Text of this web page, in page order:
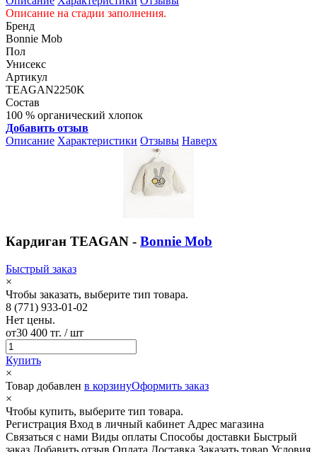
Описание на стадии заполнения.
Бренд
Bonnie Mob
Пол
Унисекс
Артикул
TEAGAN2250K
Состав
100 % органический хлопок
Добавить отзыв
Описание Характеристики Отзывы Наверх
Кардиган TEAGAN - Bonnie Mob
Быстрый заказ
×
Чтобы заказать, выберите тип товара.
8 (771) 933-01-02
Нет цены.
от30 400 тг. / шт
Купить
×
Товар добавлен в корзинуОформить заказ
×
Чтобы купить, выберите тип товара.
Регистрация Вход в личный кабинет Адрес магазина
Связаться с нами Виды оплаты Способы доставки Быстрый